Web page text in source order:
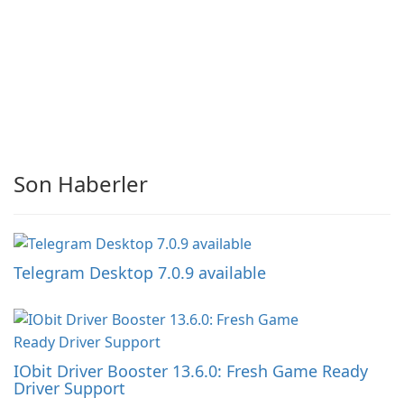
Son Haberler
Telegram Desktop 7.0.9 available
IObit Driver Booster 13.6.0: Fresh Game Ready
Driver Support